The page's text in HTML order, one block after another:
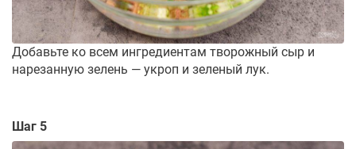
Добавьте ко всем ингредиентам творожный сыр и
нарезанную зелень — укроп и зеленый лук.
Шаг 5